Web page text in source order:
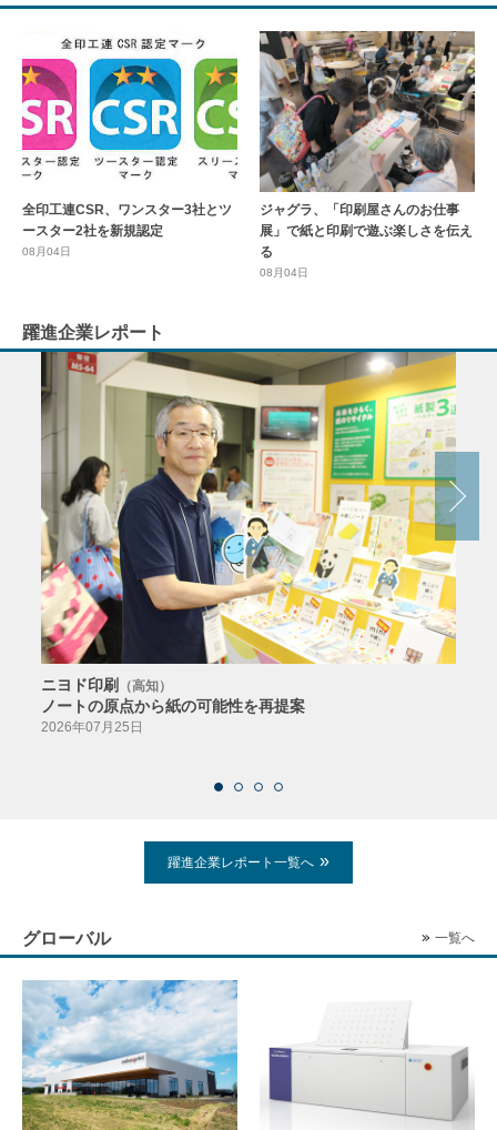
全印工連CSR、ワンスター3社とツ
ースター2社を新規認定
08月04日
ジャグラ、「印刷屋さんのお仕事
展」で紙と印刷で遊ぶ楽しさを伝え
る
08月04日
躍進企業レポート
ニヨド印刷 （高知）
ノートの原点から紙の可能性を再提案
2026年07月25日
躍進企業レポート一覧へ
グローバル 一覧へ